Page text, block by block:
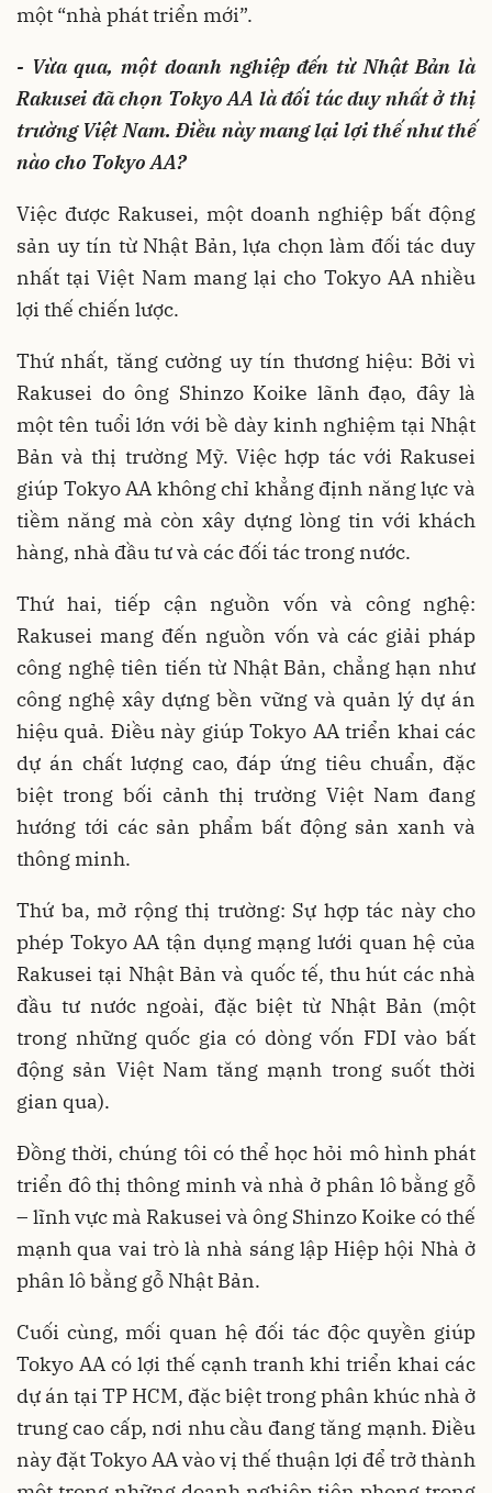
một “nhà phát triển mới”.
- Vừa qua, một doanh nghiệp đến từ Nhật Bản là
Rakusei đã chọn Tokyo AA là đối tác duy nhất ở thị
trường Việt Nam. Điều này mang lại lợi thế như thế
nào cho Tokyo AA?
Việc được Rakusei, một doanh nghiệp bất động
sản uy tín từ Nhật Bản, lựa chọn làm đối tác duy
nhất tại Việt Nam mang lại cho Tokyo AA nhiều
lợi thế chiến lược.
Thứ nhất, tăng cường uy tín thương hiệu: Bởi vì
Rakusei do ông Shinzo Koike lãnh đạo, đây là
một tên tuổi lớn với bề dày kinh nghiệm tại Nhật
Bản và thị trường Mỹ. Việc hợp tác với Rakusei
giúp Tokyo AA không chỉ khẳng định năng lực và
tiềm năng mà còn xây dựng lòng tin với khách
hàng, nhà đầu tư và các đối tác trong nước.
Thứ hai, tiếp cận nguồn vốn và công nghệ:
Rakusei mang đến nguồn vốn và các giải pháp
công nghệ tiên tiến từ Nhật Bản, chẳng hạn như
công nghệ xây dựng bền vững và quản lý dự án
hiệu quả. Điều này giúp Tokyo AA triển khai các
dự án chất lượng cao, đáp ứng tiêu chuẩn, đặc
biệt trong bối cảnh thị trường Việt Nam đang
hướng tới các sản phẩm bất động sản xanh và
thông minh.
Thứ ba, mở rộng thị trường: Sự hợp tác này cho
phép Tokyo AA tận dụng mạng lưới quan hệ của
Rakusei tại Nhật Bản và quốc tế, thu hút các nhà
đầu tư nước ngoài, đặc biệt từ Nhật Bản (một
trong những quốc gia có dòng vốn FDI vào bất
động sản Việt Nam tăng mạnh trong suốt thời
gian qua).
Đồng thời, chúng tôi có thể học hỏi mô hình phát
triển đô thị thông minh và nhà ở phân lô bằng gỗ
– lĩnh vực mà Rakusei và ông Shinzo Koike có thế
mạnh qua vai trò là nhà sáng lập Hiệp hội Nhà ở
phân lô bằng gỗ Nhật Bản.
Cuối cùng, mối quan hệ đối tác độc quyền giúp
Tokyo AA có lợi thế cạnh tranh khi triển khai các
dự án tại TP HCM, đặc biệt trong phân khúc nhà ở
trung cao cấp, nơi nhu cầu đang tăng mạnh. Điều
này đặt Tokyo AA vào vị thế thuận lợi để trở thành